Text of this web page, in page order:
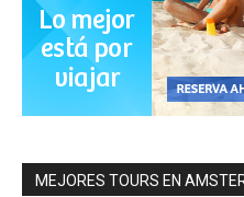
MEJORES TOURS EN